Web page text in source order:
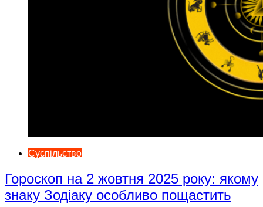
Суспільство
Гороскоп на 2 жовтня 2025 року: якому
знаку Зодіаку особливо пощастить